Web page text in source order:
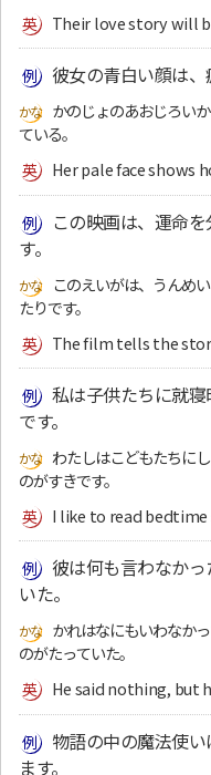
Their love story will
彼女の青白い顔は、
かのじょのあおじろい
ている。
Her pale face shows
この映画は、運命
す。
このえいがは、うんめ
たりです。
The film tells the
私は子供たちに就
です。
わたしはこどもたちに
のがすきです。
I like to read
彼は何も言わなか
いた。
かれはなにもいわなか
のがたっていた。
He said nothing, but
物語の中の魔法使
ます。